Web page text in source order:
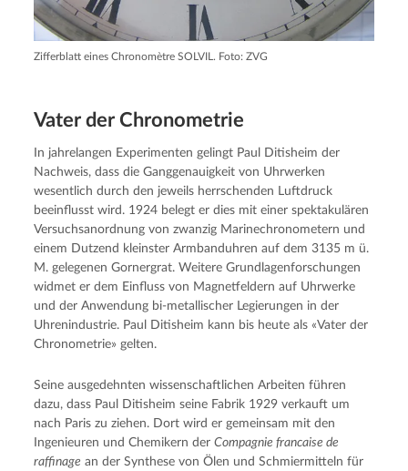
Zifferblatt eines Chronomètre SOLVIL. Foto: ZVG
Vater der Chronometrie
In jahrelangen Experimenten gelingt Paul Ditisheim der
Nachweis, dass die Ganggenauigkeit von Uhrwerken
wesentlich durch den jeweils herrschenden Luftdruck
beeinflusst wird. 1924 belegt er dies mit einer spektakulären
Versuchsanordnung von zwanzig Marinechronometern und
einem Dutzend kleinster Armbanduhren auf dem 3135 m ü.
M. gelegenen Gornergrat. Weitere Grundlagenforschungen
widmet er dem Einfluss von Magnetfeldern auf Uhrwerke
und der Anwendung bi-metallischer Legierungen in der
Uhrenindustrie. Paul Ditisheim kann bis heute als «Vater der
Chronometrie» gelten.
Seine ausgedehnten wissenschaftlichen Arbeiten führen
dazu, dass Paul Ditisheim seine Fabrik 1929 verkauft um
nach Paris zu ziehen. Dort wird er gemeinsam mit den
Ingenieuren und Chemikern derCompagnie francaise de
raffinage an der Synthese von Ölen und Schmiermitteln für